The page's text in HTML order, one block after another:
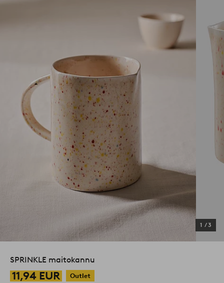
1 /3
SPRINKLE maitokannu
11,94 EUR
Outlet